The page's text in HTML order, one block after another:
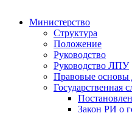
Министерство
Структура
Положение
Руководство
Руководство ЛПУ
Правовые основы
Государственная
Закон РИ о